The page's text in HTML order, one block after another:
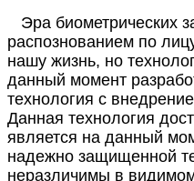
Эра биометрических
распознованием по
нашу жизнь, но
данный момент
технология с
Данная технология
является на данный
надежно защищенной
неразличимы в